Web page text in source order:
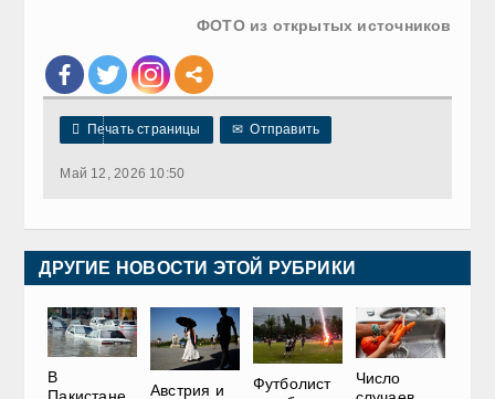
ФОТО из открытых источников
 Печать страницы ✉ Отправить
Май 12, 2026 10:50
ДРУГИЕ НОВОСТИ ЭТОЙ РУБРИКИ
В
Австрия и
Футболист
Число